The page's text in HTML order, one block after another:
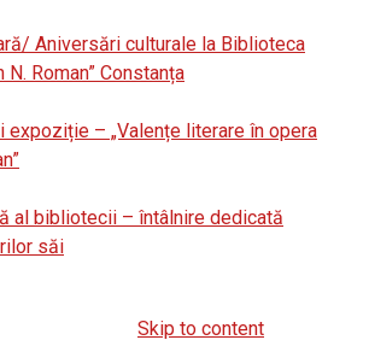
Aniversări culturale la Biblioteca
N. Roman” Constanța
expoziție – „Valențe literare în opera
al bibliotecii – întâlnire dedicată
săi
Skip to content